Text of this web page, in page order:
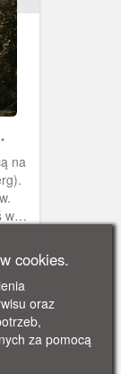
na
w
do
cookies.
oraz
za pomocą